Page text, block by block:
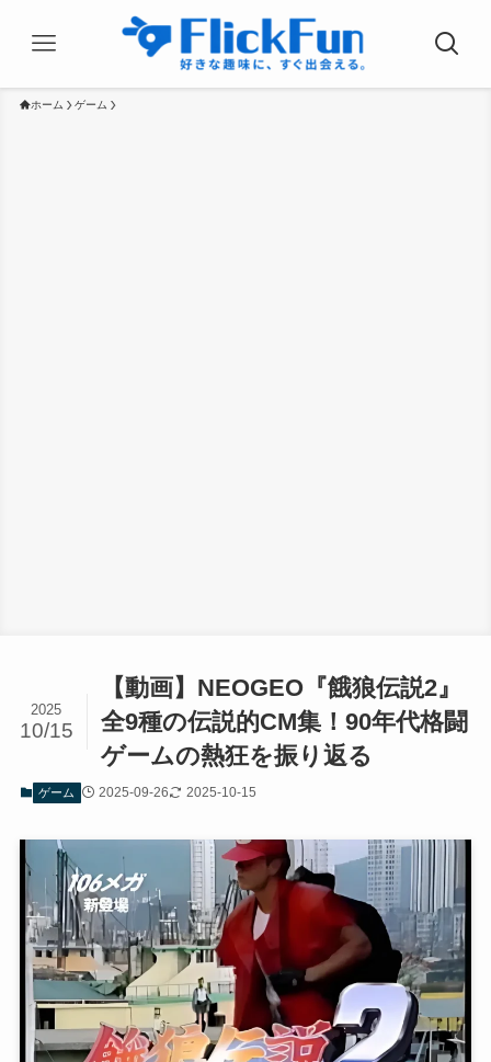
ホーム ゲーム
【動画】NEOGEO『餓狼伝説2』
全9種の伝説的CM集！90年代格闘
ゲームの熱狂を振り返る
2025
10/15
ゲーム 2025-09-26 2025-10-15